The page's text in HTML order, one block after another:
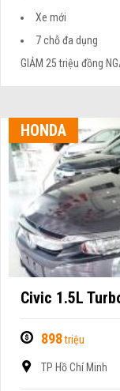
Xe mới
7 chỗ đa dụng
GIẢM 25 triệu đồng
HONDA
Civic 1.5L
898triệu
TP Hồ Chí Minh